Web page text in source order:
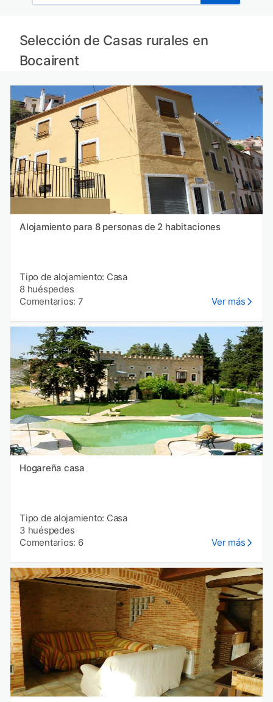
Selección de Casas rurales en
Bocairent
Alojamiento para 8 personas de 2 habitaciones
Tipo de alojamiento: Casa
8 huéspedes
Comentarios: 7
Ver más
Hogareña casa
Tipo de alojamiento: Casa
3 huéspedes
Comentarios: 6
Ver más